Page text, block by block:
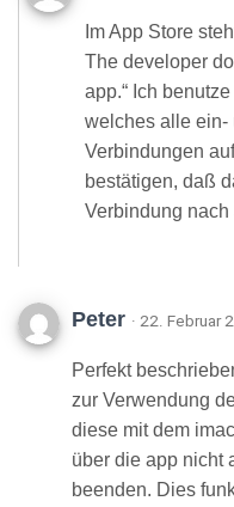
Im App Store
The developer
app.“ Ich
welches alle ein-
Verbindungen
bestätigen, daß
Verbindung
Peter · 22. Februar
Perfekt
zur Verwendung
diese mit dem
über die app nicht
beenden. Dies